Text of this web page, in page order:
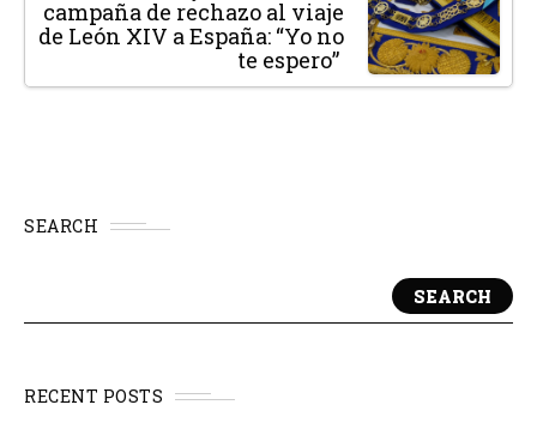
campaña de rechazo al viaje
de León XIV a España: “Yo no
te espero”
SEARCH
SEARCH
RECENT POSTS